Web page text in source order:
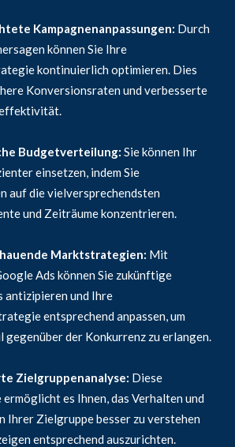
Kampagnenanpassungen: Durch
können Sie Ihre
kontinuierlich optimieren. Dies
Konversionsraten und verbesserte
Budgetverteilung: Sie können Ihr
einsetzen, indem Sie
auf die vielversprechendsten
und Zeiträume konzentrieren.
Marktstrategien: Mit
Ads können Sie zukünftige
antizipieren und Ihre
entsprechend anpassen, um
gegenüber der Konkurrenz zu erlangen.
Zielgruppenanalyse: Diese
es Ihnen, das Verhalten und
Ihrer Zielgruppe besser zu verstehen
entsprechend auszurichten.